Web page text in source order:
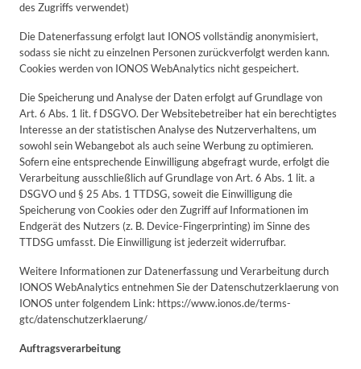
des Zugriffs verwendet)
Die Datenerfassung erfolgt laut IONOS vollständig anonymisiert,
sodass sie nicht zu einzelnen Personen zurückverfolgt werden kann.
Cookies werden von IONOS WebAnalytics nicht gespeichert.
Die Speicherung und Analyse der Daten erfolgt auf Grundlage von
Art. 6 Abs. 1 lit. f DSGVO. Der Websitebetreiber hat ein berechtigtes
Interesse an der statistischen Analyse des Nutzerverhaltens, um
sowohl sein Webangebot als auch seine Werbung zu optimieren.
Sofern eine entsprechende Einwilligung abgefragt wurde, erfolgt die
Verarbeitung ausschließlich auf Grundlage von Art. 6 Abs. 1 lit. a
DSGVO und § 25 Abs. 1 TTDSG, soweit die Einwilligung die
Speicherung von Cookies oder den Zugriff auf Informationen im
Endgerät des Nutzers (z. B. Device-Fingerprinting) im Sinne des
TTDSG umfasst. Die Einwilligung ist jederzeit widerrufbar.
Weitere Informationen zur Datenerfassung und Verarbeitung durch
IONOS WebAnalytics entnehmen Sie der Datenschutzerklaerung von
IONOS unter folgendem Link: https://www.ionos.de/terms-
gtc/datenschutzerklaerung/
Auftragsverarbeitung